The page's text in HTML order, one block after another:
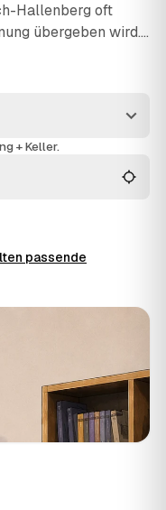
Hallenberg oft
übergeben wird.
Betrieb zu
Mehlis
und Termine, auch
+ Keller.
passende